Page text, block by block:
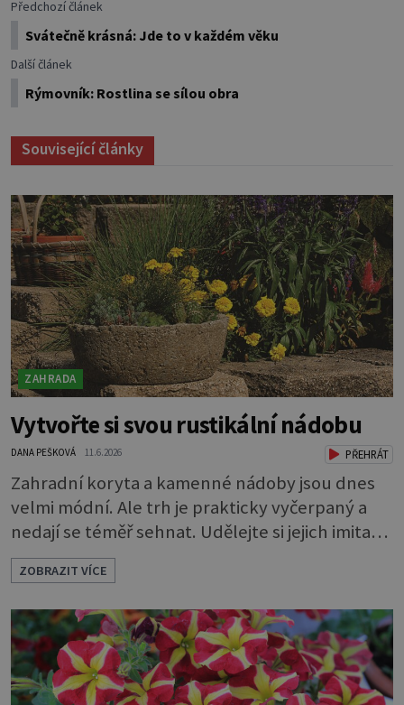
Předchozí článek
Svátečně krásná: Jde to v každém věku
Další článek
Rýmovník: Rostlina se sílou obra
Související články
ZAHRADA
Vytvořte si svou rustikální nádobu
DANA PEŠKOVÁ 11.6.2026 PŘEHRÁT
Zahradní koryta a kamenné nádoby jsou dnes
velmi módní. Ale trh je prakticky vyčerpaný a
nedají se téměř sehnat. Udělejte si jejich imitaci,
která je téměř k nerozeznání od originálu.
Ozdobte se zahradu vlastnoručně vyrobenými
nádobami z umělého kamene. Můžete si ho
udělat sami. Z hmoty, které se říká hypertufa. A
co víc, můžete si vymyslet, jaký bude mít tvar,
jak bude velký i jaký mu určíte os
ZOBRAZIT VÍCE